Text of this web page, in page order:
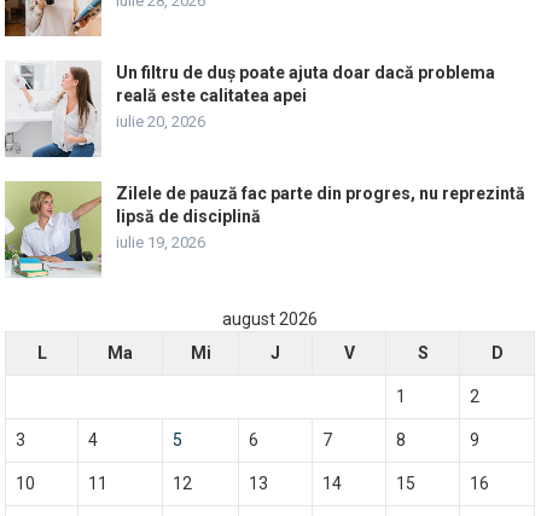
Un filtru de duș poate ajuta doar dacă problema
reală este calitatea apei
iulie 20, 2026
Zilele de pauză fac parte din progres, nu reprezintă
lipsă de disciplină
iulie 19, 2026
august 2026
L
Ma Mi J V S D
1 2
3 4 5 6 7 8 9
10 11 12 13 14 15 16